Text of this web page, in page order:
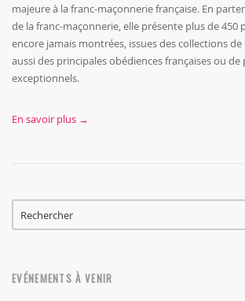
majeure à la franc-maçonnerie française. En
de la franc-maçonnerie, elle présente plus de 450
encore jamais montrées, issues des collections
aussi des principales obédiences françaises ou
exceptionnels.
En savoir plus →
FORMULAIRE DE RECHERCHE
EVÉNEMENTS À VENIR